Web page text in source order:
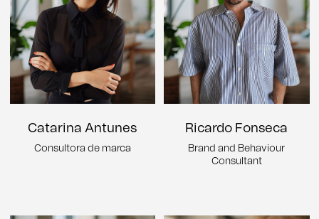
Catarina Antunes
Consultora de marca
Ricardo Fonseca
Brand and Behaviour
Consultant